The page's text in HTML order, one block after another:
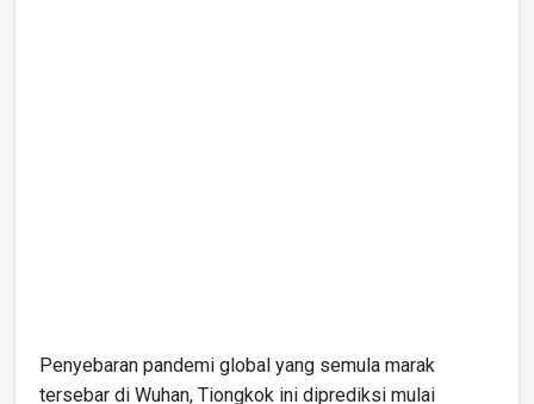
Penyebaran pandemi global yang semula marak
tersebar di Wuhan, Tiongkok ini diprediksi mulai